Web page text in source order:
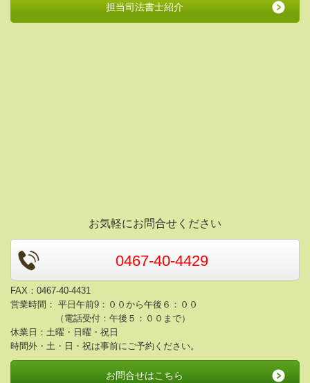
担当司法書士紹介
お気軽にお問合せください
0467-40-4429
FAX：0467-40-4431
営業時間： 平日午前9：００から午後６：００
（電話受付：午後５：００まで）
休業日：土曜・日曜・祝日
時間外・土・日・祝は事前にご予約ください。
お問合せはこちら